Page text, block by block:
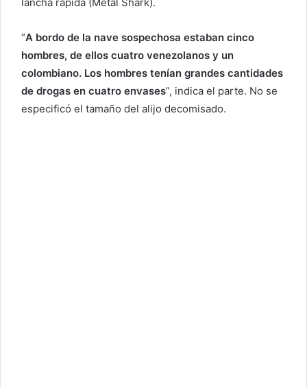
lancha rápida (Metal Shark).
“A bordo de la nave sospechosa estaban cinco
hombres, de ellos cuatro venezolanos y un
colombiano. Los hombres tenían grandes cantidades
de drogas en cuatro envases”, indica el parte. No se
especificó el tamaño del alijo decomisado.